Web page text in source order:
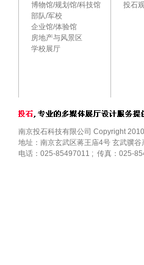
博物馆/规划馆/科技馆
部队/军校
企业馆/体验馆
房地产与风景区
学校展厅
投石
南京投石科技有限公司 Copyright
地址：南京玄武区蒋王庙4号 玄武骥谷
电话：025-85497011 ; 传真：025-